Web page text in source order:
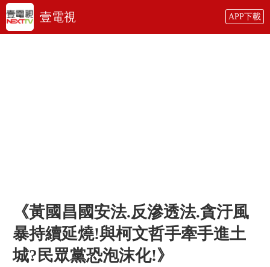
壹電視 APP下載
《黃國昌國安法.反滲透法.貪汙風
暴持續延燒!與柯文哲手牽手進土
城?民眾黨恐泡沫化!》